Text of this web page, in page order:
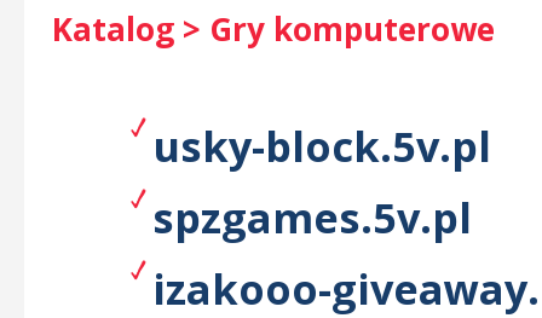
Katalog > Gry komputerowe
usky-block.5v.pl
spzgames.5v.pl
izakooo-